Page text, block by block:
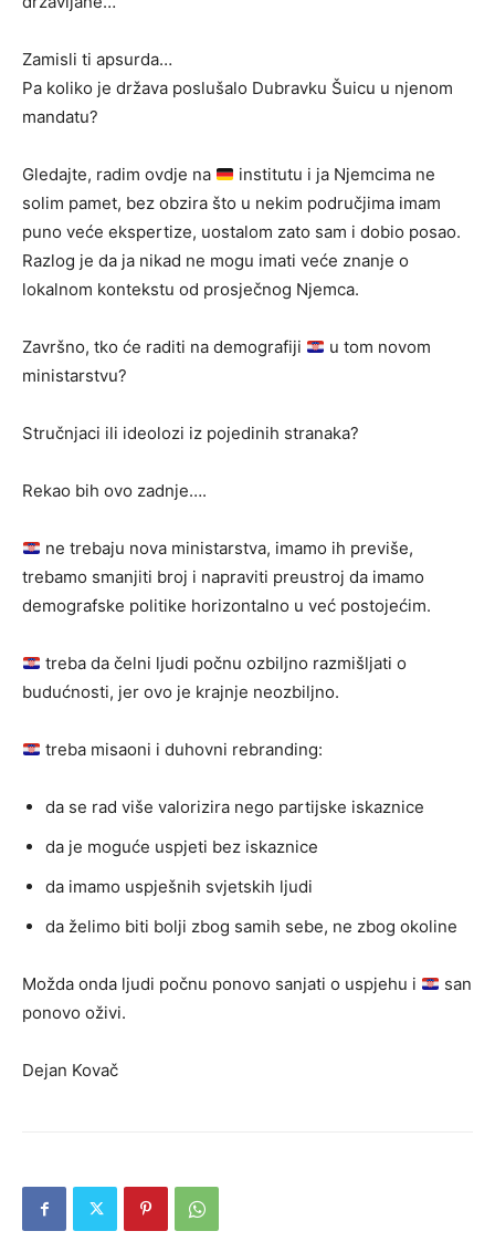
Zamisli ti apsurda…
Pa koliko je država poslušalo Dubravku Šuicu u njenom
mandatu?
Gledajte, radim ovdje na
institutu i ja Njemcima ne
solim pamet, bez obzira što u nekim područjima imam
puno veće ekspertize, uostalom zato sam i dobio posao.
Razlog je da ja nikad ne mogu imati veće znanje o
lokalnom kontekstu od prosječnog Njemca.
Završno, tko će raditi na demografiji
u tom novom
ministarstvu?
Stručnjaci ili ideolozi iz pojedinih stranaka?
Rekao bih ovo zadnje….
ne trebaju nova ministarstva, imamo ih previše,
trebamo smanjiti broj i napraviti preustroj da imamo
demografske politike horizontalno u već postojećim.
treba da čelni ljudi počnu ozbiljno razmišljati o
budućnosti, jer ovo je krajnje neozbiljno.
treba misaoni i duhovni rebranding:
da se rad više valorizira nego partijske iskaznice
da je moguće uspjeti bez iskaznice
da imamo uspješnih svjetskih ljudi
da želimo biti bolji zbog samih sebe, ne zbog okoline
Možda onda ljudi počnu ponovo sanjati o uspjehu i
san
ponovo oživi.
Dejan Kovač